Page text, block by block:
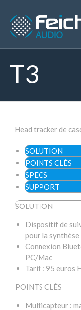
Accueil
Produits
Captation
Diffusion
S2/D8
T3
Entreprise
Audio 3D /
Philosophie
T3
Head tracker de
SOLUTION
POINTS CLÉS
SPECS
SUPPORT
SOLUTION
Dispositif de
pour la synthèse
Connexion
PC/Mac
Tarif : 95 euros
POINTS CLÉS
Multicapteur :